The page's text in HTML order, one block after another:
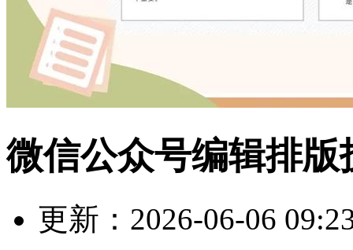
微信公众号编辑排版
更新： 2026-06-06